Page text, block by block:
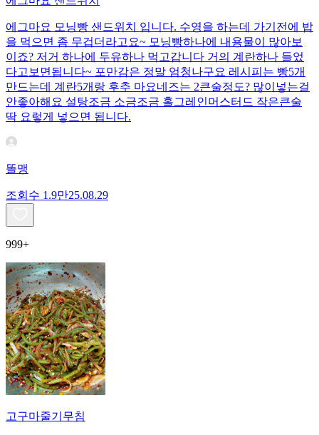
에그마요 모닝빵 샌드위치 입니다. 수영을 하는데 가기전에 밥
을 먹으면 좀 무겁더라고요~ 모닝빵하나에 내용물이 많아보
이죠? 저거 하나에 두유하나 먹고갑니다 거의 계란하나 들었
다고보면됩니다~ 포만감은 정말 엄청나구요 레시피는 빵5개
만드는데 계란5개랑 후추 마요네즈는 2큰술정도? 많이넣는걸
안좋아해요 설탕조금 소금조금 홀그레인머스터드 작은큰술
딱 요렇게 넣으면 됩니다.
똘맹
조회수 1.9만25.08.29
999+
고구마줄기무침